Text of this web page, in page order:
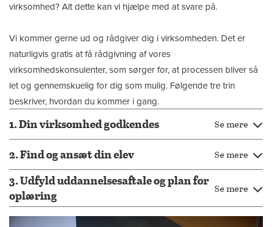
virksomhed? Alt dette kan vi hjælpe med at svare på.
Vi kommer gerne ud og rådgiver dig i virksomheden. Det er
naturligvis gratis at få rådgivning af vores
virksomhedskonsulenter, som sørger for, at processen bliver så
let og gennemskuelig for dig som mulig. Følgende tre trin
beskriver, hvordan du kommer i gang.
1. Din virksomhed godkendes Se mere
2. Find og ansæt din elev Se mere
3. Udfyld uddannelsesaftale og plan for
oplæring
Se mere